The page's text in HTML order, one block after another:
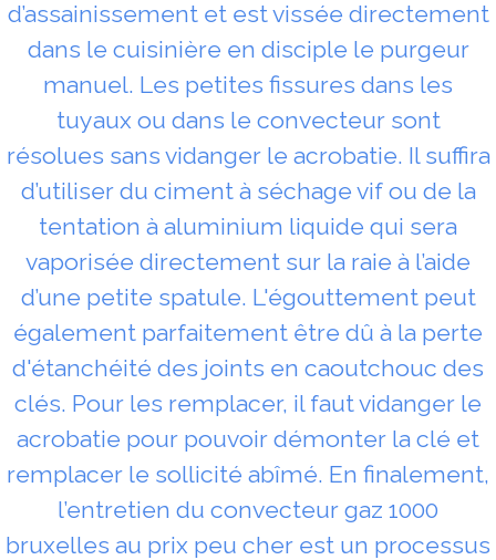
d’assainissement et est vissée directement
dans le cuisinière en disciple le purgeur
manuel. Les petites fissures dans les
tuyaux ou dans le convecteur sont
résolues sans vidanger le acrobatie. Il suffira
d’utiliser du ciment à séchage vif ou de la
tentation à aluminium liquide qui sera
vaporisée directement sur la raie à l’aide
d’une petite spatule. L'égouttement peut
également parfaitement être dû à la perte
d'étanchéité des joints en caoutchouc des
clés. Pour les remplacer, il faut vidanger le
acrobatie pour pouvoir démonter la clé et
remplacer le sollicité abîmé. En finalement,
l’entretien du convecteur gaz 1000
bruxelles au prix peu cher est un processus